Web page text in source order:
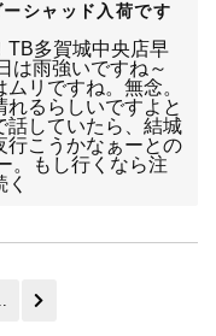
シャッド入荷です
TB多賀城中央店早
は雨強いですね～
リですね。無念。
れるらしいですよと
話していたら、結城
行こうかなぁーとの
。もし行くなら注